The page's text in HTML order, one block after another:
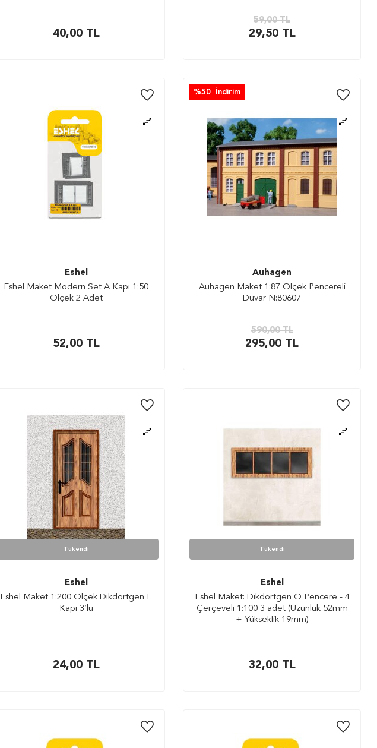
40,00TL
59,00TL
29,50TL
Eshel
Eshel Maket Modern Set A Kapı 1:50
Ölçek 2 Adet
52,00TL
%50 İndirim
Auhagen
Auhagen Maket 1:87 Ölçek Pencereli
Duvar N:80607
590,00TL
295,00 TL
Tükendi
Eshel
Eshel Maket 1:200 Ölçek Dikdörtgen F
Kapı 3’lü
24,00TL
Tükendi
Eshel
Eshel Maket: Dikdörtgen Q Pencere - 4
Çerçeveli 1:100 3 adet (Uzunluk 52mm
+ Yükseklik 19mm)
32,00TL